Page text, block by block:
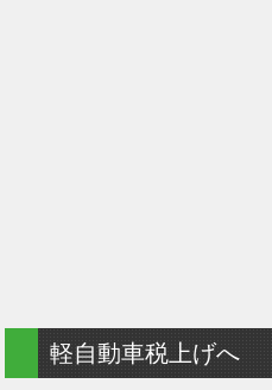
軽自動車税上げへ